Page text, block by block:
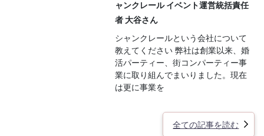
ャンクレール イベント運営統括責任
者 大谷さん
シャンクレールという会社について
教えてください 弊社は創業以来、婚
活パーティー、街コンパーティー事
業に取り組んでまいりました。現在
は更に事業を
全ての記事を読む